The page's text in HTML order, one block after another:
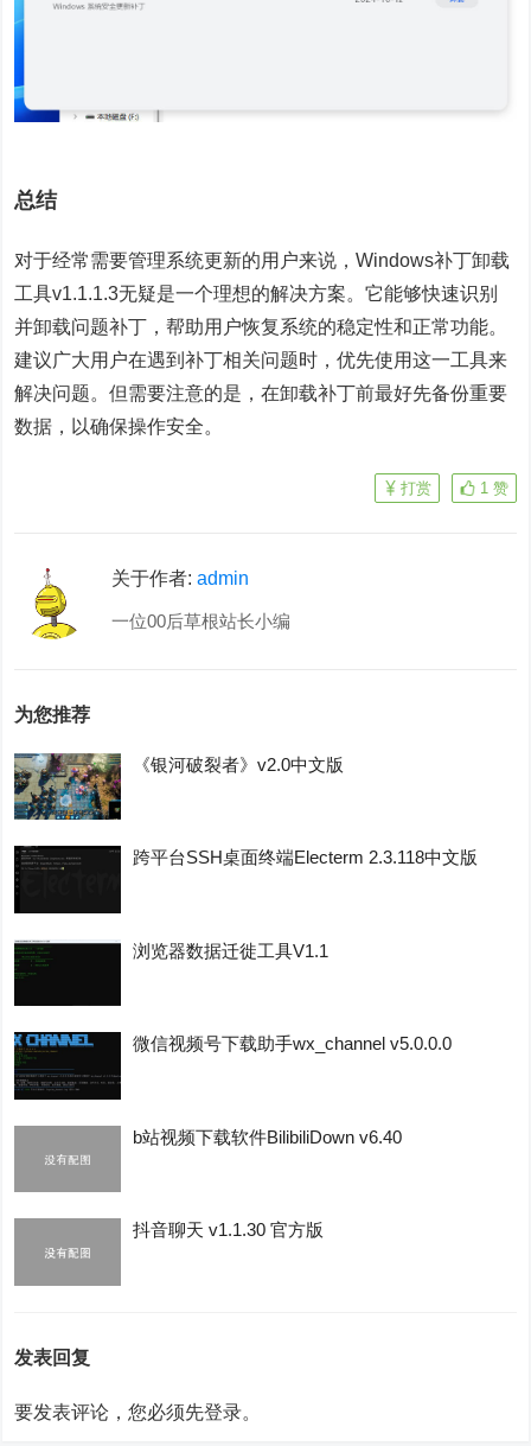
总结
对于经常需要管理系统更新的用户来说，Windows补丁卸载
工具v1.1.1.3无疑是一个理想的解决方案。它能够快速识别
并卸载问题补丁，帮助用户恢复系统的稳定性和正常功能。
建议广大用户在遇到补丁相关问题时，优先使用这一工具来
解决问题。但需要注意的是，在卸载补丁前最好先备份重要
数据，以确保操作安全。
1 赞
打赏
关于作者:admin
一位00后草根站长小编
为您推荐
《银河破裂者》v2.0中文版
跨平台SSH桌面终端Electerm 2.3.118中文版
浏览器数据迁徙工具V1.1
微信视频号下载助手wx_channel v5.0.0.0
b站视频下载软件BilibiliDown v6.40
抖音聊天 v1.1.30 官方版
发表回复
要发表评论，您必须先登录。